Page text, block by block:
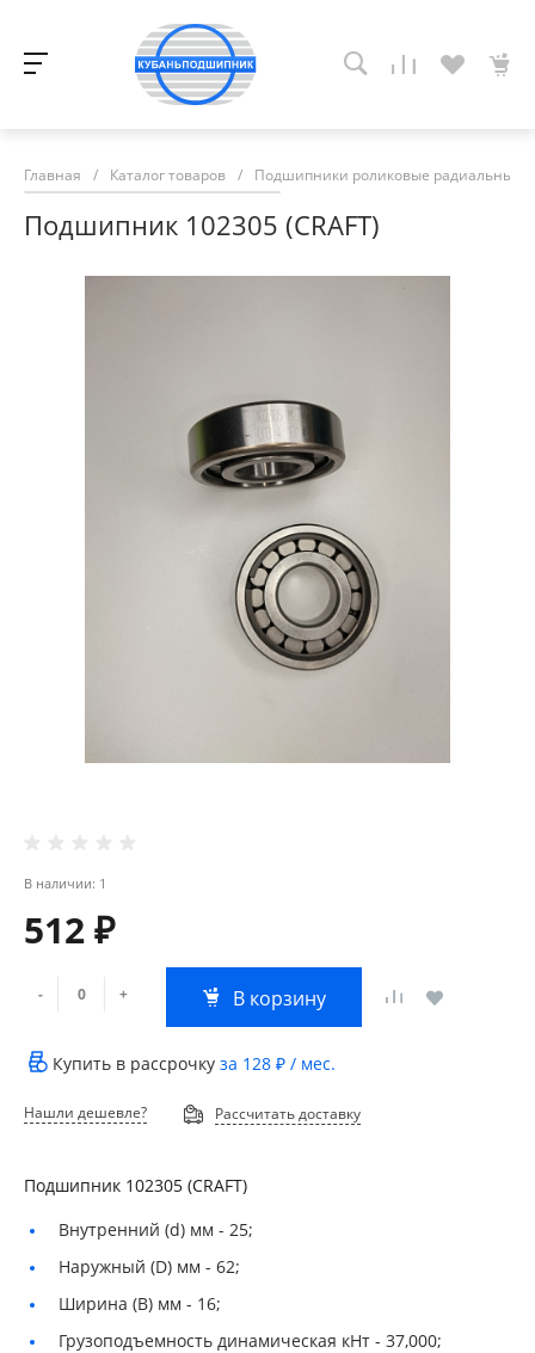
Главная / Каталог товаров / Подшипники роликовые радиальные
Подшипник 102305 (CRAFT)
В наличии: 1
512 ₽
- + В корзину
Купить в рассрочку за 128 ₽ / мес.
Нашли дешевле? Рассчитать доставку
Подшипник 102305 (CRAFT)
Внутренний (d) мм - 25;
Наружный (D) мм - 62;
Ширина (B) мм - 16;
Грузоподъемность динамическая кНт - 37,000;